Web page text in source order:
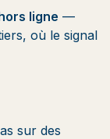
ligne —
où le signal
sur des